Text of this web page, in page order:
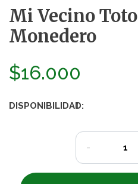
Mi Vecino
Monedero
$16.000
DISPONIBILIDAD:
1
-